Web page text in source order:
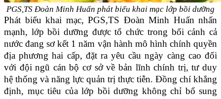
PGS,TS Đoàn Minh Huấn phát biểu khai mạc lớp bồi dưỡng
Phát biểu khai mạc, PGS,TS Đoàn Minh Huấn nhấn
mạnh, lớp bồi dưỡng được tổ chức trong bối cảnh cả
nước đang sơ kết 1 năm vận hành mô hình chính quyền
địa phương hai cấp, đặt ra yêu cầu ngày càng cao đối
với đội ngũ cán bộ cơ sở về bản lĩnh chính trị, tư duy
hệ thống và năng lực quản trị thực tiễn. Đồng chí khẳng
định, mục tiêu của lớp bồi dưỡng không chỉ bổ sung